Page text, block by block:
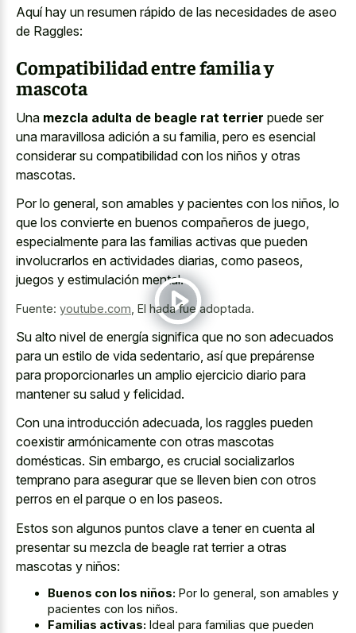
Aquí hay un resumen rápido de las necesidades de aseo
de Raggles:
Compatibilidad entre familia y
mascota
Una mezcla adulta de beagle rat terrier puede ser
una maravillosa adición a su familia, pero es esencial
considerar su compatibilidad con los niños y otras
mascotas.
Por lo general, son amables y pacientes con los niños, lo
que los convierte en buenos compañeros de juego,
especialmente para las familias activas que pueden
involucrarlos en actividades diarias, como paseos,
juegos y estimulación mental.
Fuente: youtube.com El hada fue adoptada.
Su alto nivel de energía significa que no son adecuados
para un estilo de vida sedentario, así que prepárense
para proporcionarles un amplio ejercicio diario para
mantener su salud y felicidad.
Con una introducción adecuada, los raggles pueden
coexistir armónicamente con otras mascotas
domésticas. Sin embargo, es crucial socializarlos
temprano para asegurar que se lleven bien con otros
perros en el parque o en los paseos.
Estos son algunos puntos clave a tener en cuenta al
presentar su mezcla de beagle rat terrier a otras
mascotas y niños:
Buenos con los niños: Por lo general, son amables y
pacientes con los niños.
Familias activas: Ideal para familias que pueden